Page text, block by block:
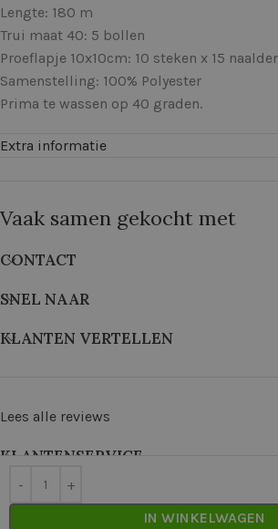
IN WINKELWAGEN
Lengte: 180 m
Trui maat 40: 5 bollen
Proeflapje 10x10cm: 10 steken x 15
Samenstelling: 100% Polyester
Prima te wassen op 40 graden.
Extra informatie
Vaak samen gekocht met
CONTACT
SNEL NAAR
KLANTEN VERTELLEN
Lees alle reviews
KLANTENSERVICE
2026